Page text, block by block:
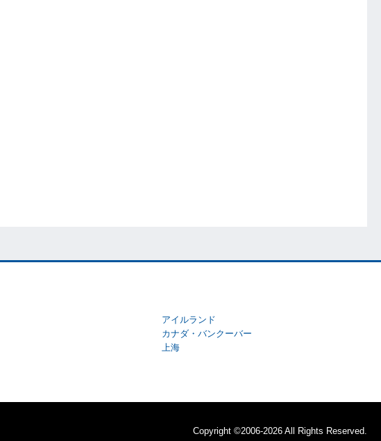
アイルランド
カナダ・バンクーバー
上海
Copyright ©2006-2026 All Rights Reserved.